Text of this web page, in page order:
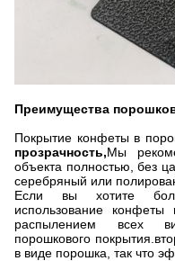
Преимущества
Покрытие конфеты в
прозрачность,Мы
объекта полностью, без
серебряный или
Если вы хотите
использование
распылением всех
порошкового
в виде порошка, так что